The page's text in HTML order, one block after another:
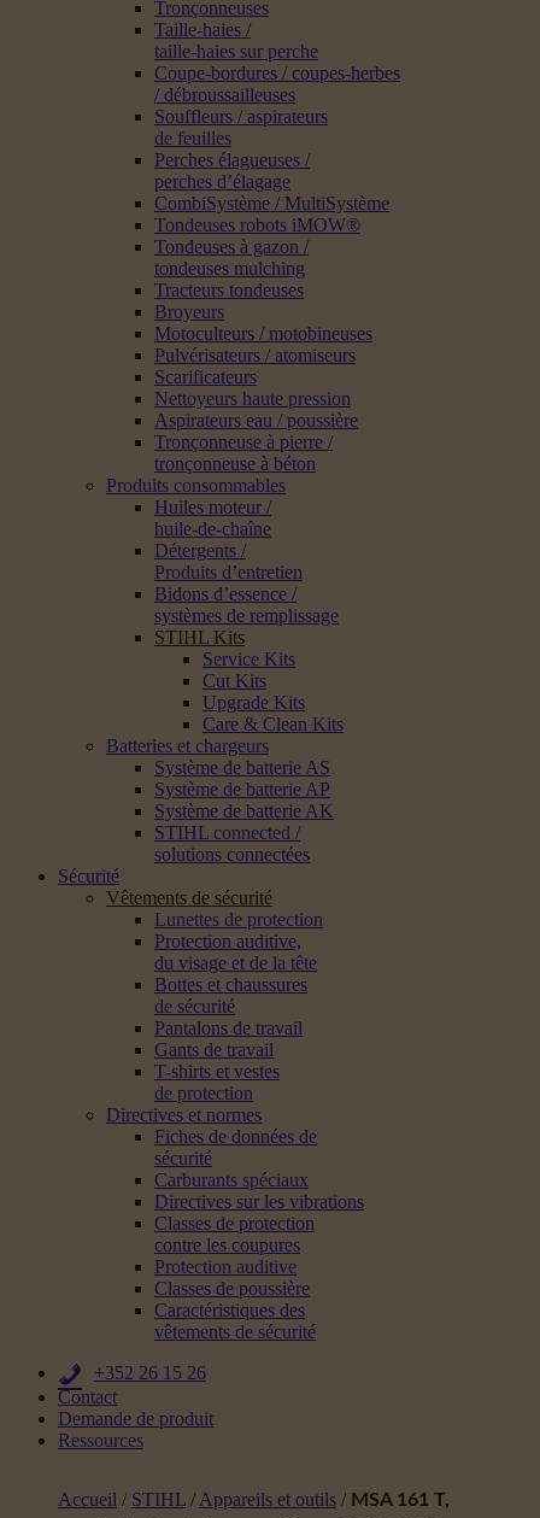
Tronçonneuses
Taille-haies /
taille-haies sur perche
Coupe-bordures / coupes-herbes
/ débroussailleuses
Souffleurs / aspirateurs
de feuilles
Perches élagueuses /
perches d’élagage
CombiSystème / MultiSystème
Tondeuses robots iMOW®
Tondeuses à gazon /
tondeuses mulching
Tracteurs tondeuses
Broyeurs
Motoculteurs / motobineuses
Pulvérisateurs / atomiseurs
Scarificateurs
Nettoyeurs haute pression
Aspirateurs eau / poussière
Tronçonneuse à pierre /
tronçonneuse à béton
Produits consommables
Huiles moteur /
huile-de-chaîne
Détergents /
Produits d’entretien
Bidons d’essence /
systèmes de remplissage
STIHL Kits
Service Kits
Cut Kits
Upgrade Kits
Care & Clean Kits
Batteries et chargeurs
Système de batterie AS
Système de batterie AP
Système de batterie AK
STIHL connected /
solutions connectées
Sécurité
Vêtements de sécurité
Lunettes de protection
Protection auditive,
du visage et de la tête
Bottes et chaussures
de sécurité
Pantalons de travail
Gants de travail
T-shirts et vestes
de protection
Directives et normes
Fiches de données de
sécurité
Carburants spéciaux
Directives sur les vibrations
Classes de protection
contre les coupures
Protection auditive
Classes de poussière
Caractéristiques des
vêtements de sécurité
+352 26 15 26
Contact
Demande de produit
Ressources
Accueil / STIHL / Appareils et outils / MSA 161 T,